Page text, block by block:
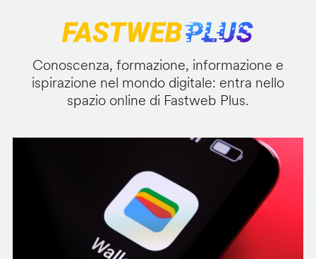
Conoscenza, formazione, informazione e
ispirazione nel mondo digitale: entra nello
spazio online di Fastweb Plus.